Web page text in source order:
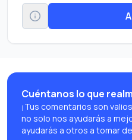
Cuéntanos lo que
¡Tus comentarios son
no solo nos ayudarás a
ayudarás a otros a tomar